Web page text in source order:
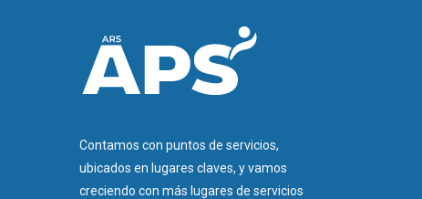
Contamos con puntos de servicios,
ubicados en lugares claves, y vamos
creciendo con más lugares de servicios